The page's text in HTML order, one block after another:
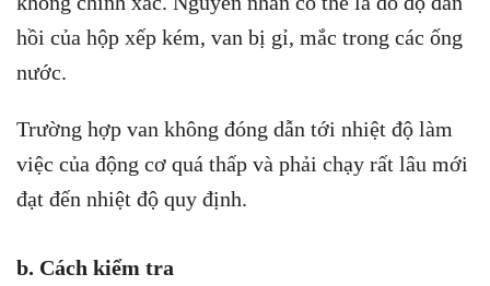
hồi của hộp xếp kém, van bị gỉ, mắc trong các ống
nước.
Trường hợp van không đóng dẫn tới nhiệt độ làm
việc của động cơ quá thấp và phải chạy rất lâu mới
đạt đến nhiệt độ quy định.
b. Cách kiểm tra